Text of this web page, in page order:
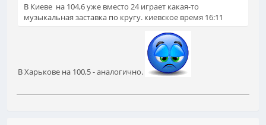
В Киеве на 104,6 уже вместо 24 играет какая-то
музыкальная заставка по кругу. киевское время 16:11
В Харькове на 100,5 - аналогично.